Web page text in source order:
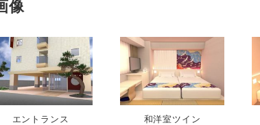
像
エントランス 和洋室ツイン